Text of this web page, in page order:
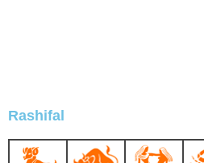
Rashifal